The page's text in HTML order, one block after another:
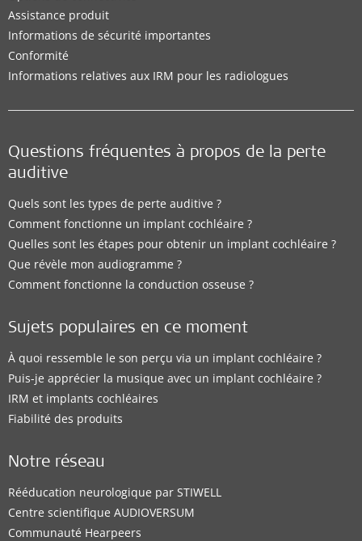
Assistance produit
Informations de sécurité importantes
Conformité
Informations relatives aux IRM pour les radiologues
Questions fréquentes à propos de la perte
auditive
Quels sont les types de perte auditive ?
Comment fonctionne un implant cochléaire ?
Quelles sont les étapes pour obtenir un implant cochléaire ?
Que révèle mon audiogramme ?
Comment fonctionne la conduction osseuse ?
Sujets populaires en ce moment
À quoi ressemble le son perçu via un implant cochléaire ?
Puis-je apprécier la musique avec un implant cochléaire ?
IRM et implants cochléaires
Fiabilité des produits
Notre réseau
Rééducation neurologique par STIWELL
Centre scientifique AUDIOVERSUM
Communauté Hearpeers